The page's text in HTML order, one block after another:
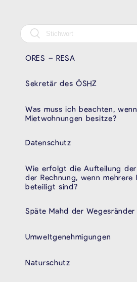
ORES – RESA
Sekretär des ÖSHZ
Was muss ich beachten,
Mietwohnungen besitze?
Datenschutz
Wie erfolgt die Aufteilung
der Rechnung, wenn mehrere
beteiligt sind?
Späte Mahd der Wegesränder
Umweltgenehmigungen
Naturschutz